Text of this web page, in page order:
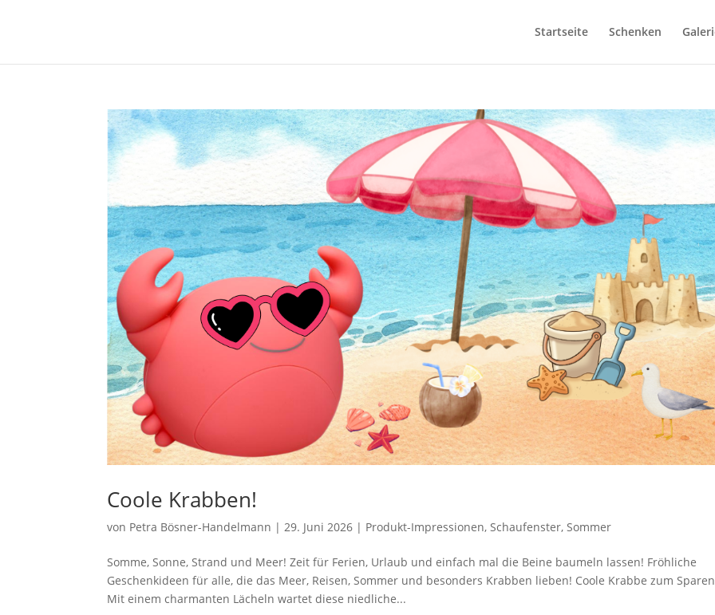
Startseite Schenken
Coole Krabben!
von Petra Bösner-Handelmann | 29. Juni 2026 | Produkt-Impressionen, Schaufenster, Sommer
Somme, Sonne, Strand und Meer! Zeit für Ferien, Urlaub und einfach mal die Beine baumeln lassen! Fröhliche
Geschenkideen für alle, die das Meer, Reisen, Sommer und besonders Krabben lieben! Coole Krabbe zum
Mit einem charmanten Lächeln wartet diese niedliche...